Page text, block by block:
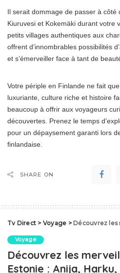
Il serait dommage de passer à
Kiuruvesi et Kokemäki durant votre
petits villages authentiques aux
offrent d’innombrables possibilités
et s’émerveiller face à tant de
Votre périple en Finlande ne fait
luxuriante, culture riche et histoire
beaucoup à offrir aux voyageurs
découvertes. Prenez le temps
pour un dépaysement garanti lors
finlandaise.
SHARE ON
Tv Direct > Voyage > Découvrez les merveilles du voyage en
Voyage
Découvrez les
Estonie : Anija,